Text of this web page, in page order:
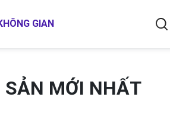
GIAN
SẢN MỚI NHẤT